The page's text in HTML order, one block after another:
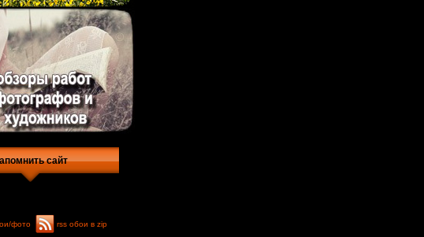
сайт
фото rss обои в zip